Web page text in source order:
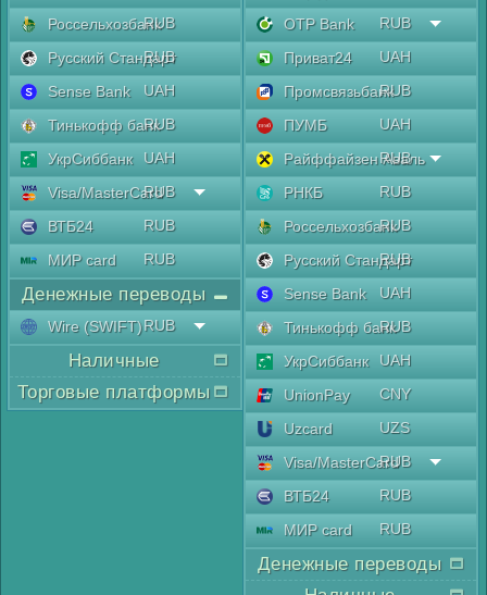
РоссельхозбанкRUB
Русский Стандарт
RUB
Sense Bank
UAH
Тинькофф банкRUB
УкрСиббанк
UAH
Visa/MasterCard
RUB
ВТБ24
RUB
МИР card
RUB
Денежные переводы
Wire (SWIFT)RUB
Наличные
Торговые платформы
OTP Bank
RUB
Приват24
UAH
ПромсвязьбанкRUB
ПУМБ
UAH
Райффайзен Аваль
RUB
РНКБ
RUB
РоссельхозбанкRUB
Русский Стандарт
RUB
Sense Bank
UAH
Тинькофф банкRUB
УкрСиббанк
UAH
UnionPay
CNY
Uzcard
UZS
Visa/MasterCard
RUB
ВТБ24
RUB
МИР card
RUB
Денежные переводы